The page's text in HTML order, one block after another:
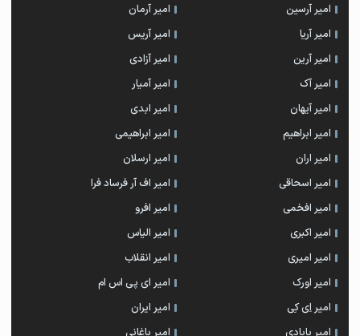
امیر آرسین
امیر آرمان
امیر آریا
امیر آریس
امیر آرین
امیر آزادی
امیر آک
امیر آمیار
امیر آیهان
امیر ابدی
امیر ابراهیم
امیر ابراهیمی
امیر اران
امیر ارسلان
امیر اسحاقی
امیر اف آر فرساد فرا
امیر افخمی
امیر افرو
امیر اکبری
امیر الیاس
امیر امیری
امیر انقلاب
امیر اورک
امیر ای پی اس ام
امیر اِی کِی
امیر ایران
امیر بابادی
امیر باغانی